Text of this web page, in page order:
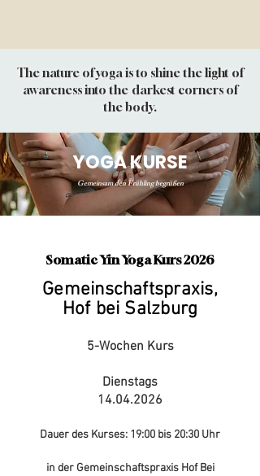
The nature of yoga is to shine the light of
awareness into the darkest corners of
the body.
YOGA KURSE
Gemeinsam den Frühling begrüßen
Somatic Yin Yoga Kurs 2026
Gemeinschaftspraxis,
Hof bei Salzburg
5-Wochen Kurs
Dienstags
14.04.2026
Dauer des Kurses: 19:00 bis 20:30 Uhr
in der Gemeinschaftspraxis Hof Bei